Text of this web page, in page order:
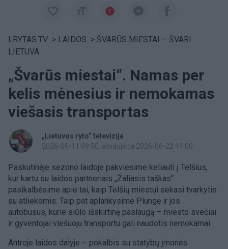
LRYTAS.TV > LAIDOS > ŠVARŪS MIESTAI – ŠVARI
LIETUVA
„Švarūs miestai“. Namas per
kelis mėnesius ir nemokamas
viešasis transportas
„Lietuvos ryto“ televizija
2026-06-11 09:50, atnaujinta 2026-06-22 14:00
Paskutinėje sezono laidoje pakviesime keliauti į Telšius,
kur kartu su laidos partneriais „Žaliasis taškas“
pasikalbėsime apie tai, kaip Telšių miestui sekasi tvarkytis
su atliekomis. Taip pat aplankysime Plungę ir jos
autobusus, kurie siūlo išskirtinę paslaugą – miesto svečiai
ir gyventojai viešuoju transportu gali naudotis nemokamai.
Antroje laidos dalyje – pokalbis su statybų įmonės